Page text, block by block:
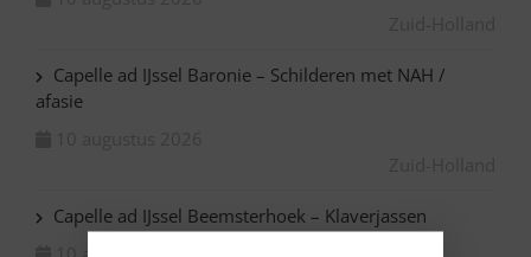
Capelle ad IJssel Baronie – Schilderen met NAH /
afasie
Capelle ad IJssel Beemsterhoek – Klaverjassen